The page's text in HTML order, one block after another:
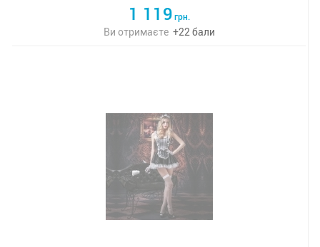
1 119грн.
Ви отримаєте +22 бали